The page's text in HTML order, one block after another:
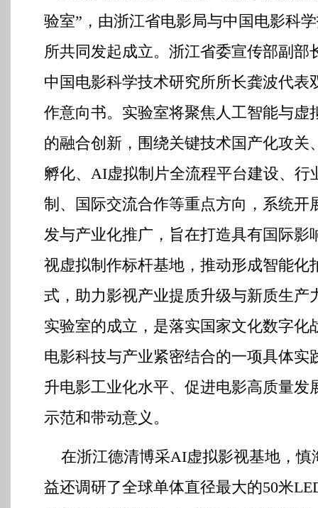
验室”，由浙江省电影局与中国电影科
所共同发起成立。浙江省委宣传部副部
中国电影科学技术研究所所长龚波代表
作意向书。实验室将聚焦人工智能与虚
的融合创新，围绕关键技术国产化攻关
孵化、AI虚拟制片全流程平台建设、行
制、国际交流合作等重点方向，系统开
发与产业化推广，旨在打造具有国际影
视虚拟制作标杆基地，推动形成智能化
式，助力影视产业提质升级与新质生产
实验室的成立，是落实国家文化数字化
电影科技与产业紧密结合的一项具体实
升电影工业化水平、促进电影高质量发
示范和带动意义。
在浙江德清博采AI虚拟影视基地，慎
益还调研了全球单体直径最大的50米